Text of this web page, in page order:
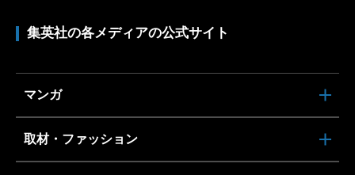
集英社の各メディアの公式サイト
マンガ
取材・ファッション